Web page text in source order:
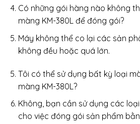
Có những gói hàng nào không
màng KM-380L để đóng gói?
Máy không thể co lại các sản
không đều hoặc quá lớn.
Tôi có thể sử dụng bất kỳ loại
màng KM-380L?
Không, bạn cần sử dụng các
cho việc đóng gói sản phẩm